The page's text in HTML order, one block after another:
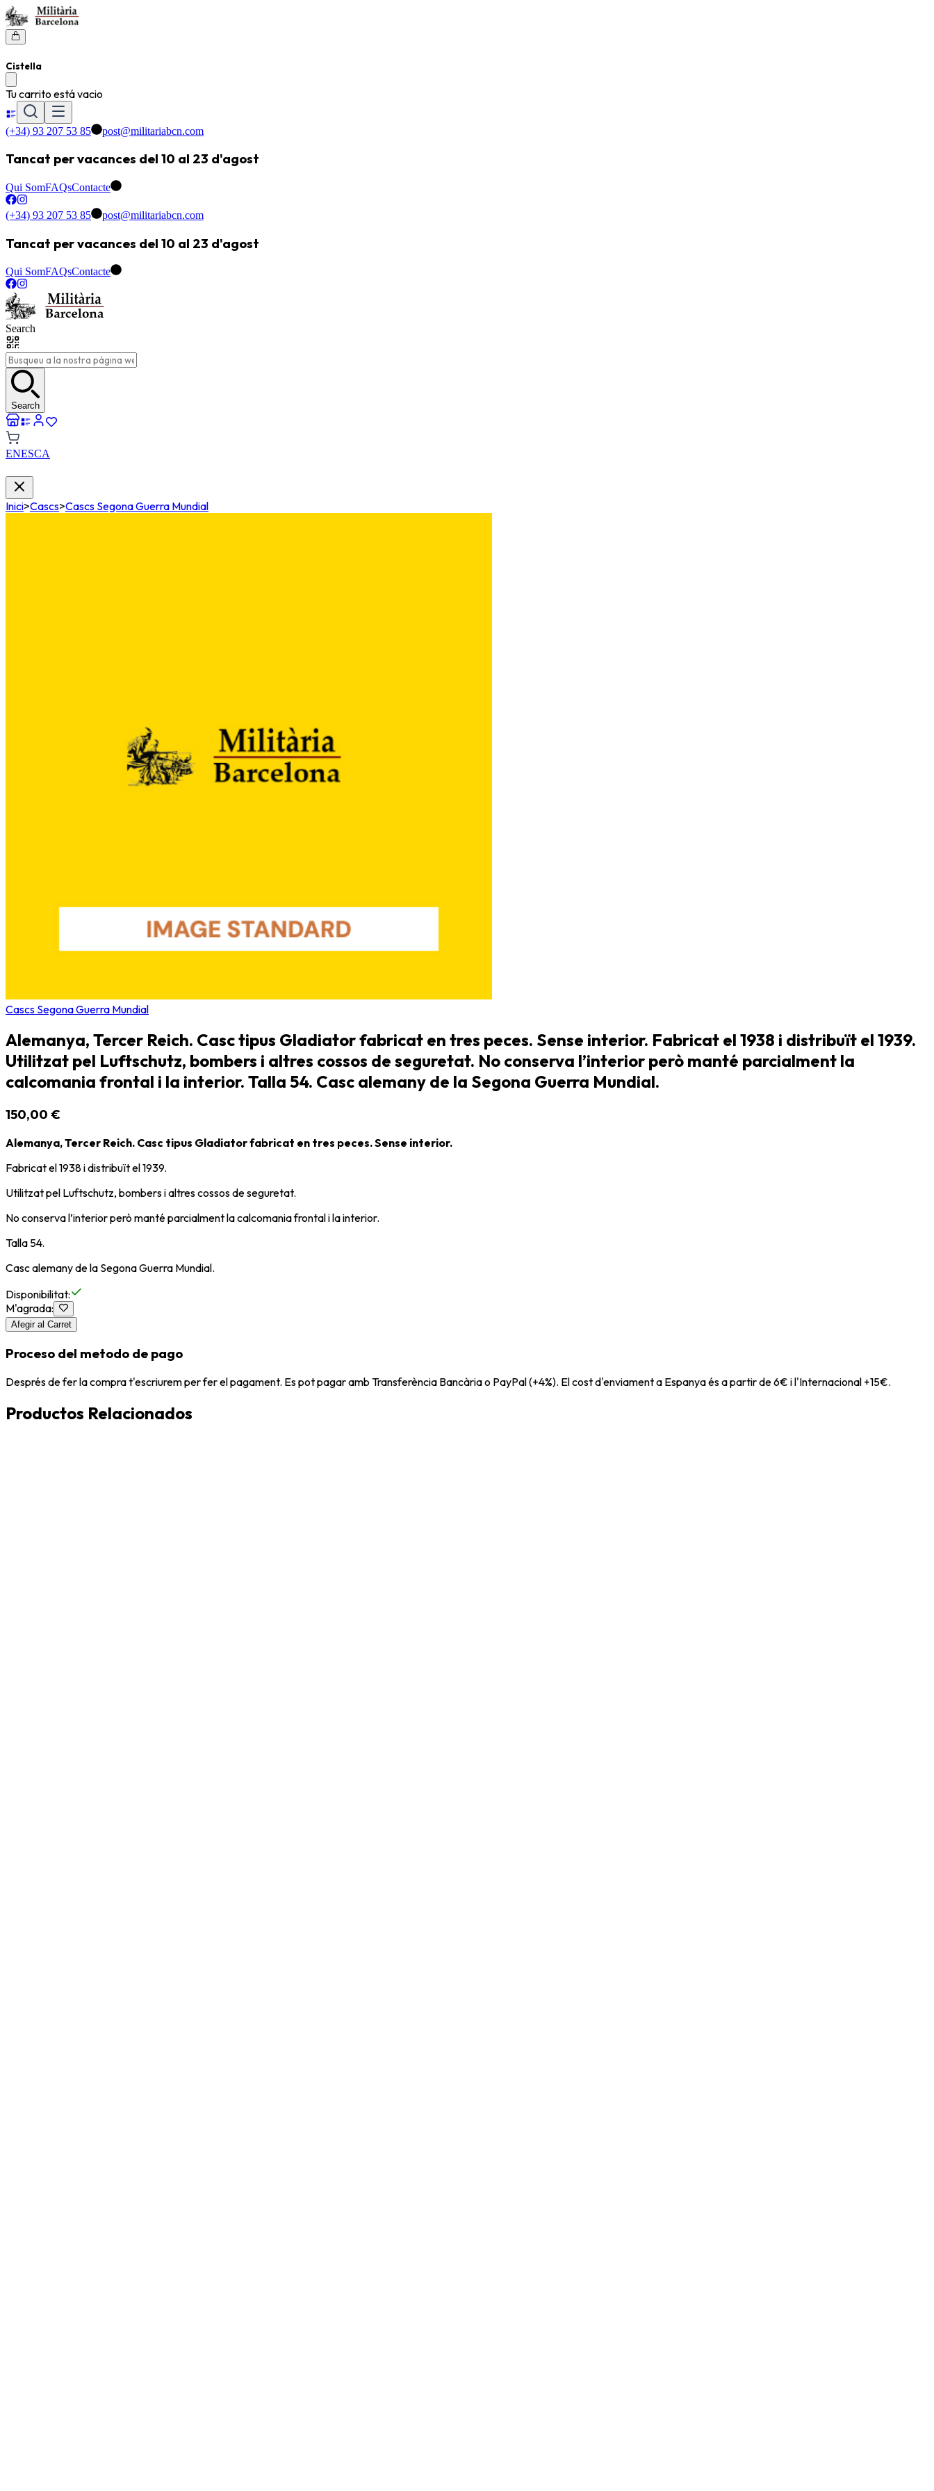
Cistella
Tu carrito está vacio
(+34) 93 207 53 85 post@militariabcn.com
Tancat per vacances del 10 al 23 d'agost
Qui SomFAQsContacte
(+34) 93 207 53 85 post@militariabcn.com
Tancat per vacances del 10 al 23 d'agost
Qui SomFAQsContacte
Search
Search
ENESCA
Inici>Cascs>Cascs Segona Guerra Mundial
Cascs Segona Guerra Mundial
Alemanya, Tercer Reich. Casc tipus Gladiator fabricat en tres peces. Sense interior. Fabricat el 1938 i distribuït el 1939.
Utilitzat pel Luftschutz, bombers i altres cossos de seguretat. No conserva l’interior però manté parcialment la
calcomania frontal i la interior. Talla 54. Casc alemany de la Segona Guerra Mundial.
150,00 €
Alemanya, Tercer Reich. Casc tipus Gladiator fabricat en tres peces. Sense interior.
Fabricat el 1938 i distribuït el 1939.
Utilitzat pel Luftschutz, bombers i altres cossos de seguretat.
No conserva l’interior però manté parcialment la calcomania frontal i la interior.
Talla 54.
Casc alemany de la Segona Guerra Mundial.
Disponibilitat:
M'agrada:
Afegir al Carret
Proceso del metodo de pago
Després de fer la compra t'escriurem per fer el pagament. Es pot pagar amb Transferència Bancària o PayPal (+4%). El cost d'enviament a Espanya és a partir de 6€ i l'Internacional +15€.
Productos Relacionados